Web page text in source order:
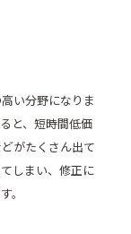
い分野になりま
と、短時間低価
がたくさん出て
しまい、修正に
。